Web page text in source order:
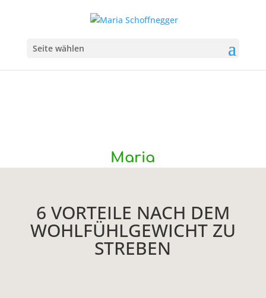
Seite wählen
Maria
6 VORTEILE NACH DEM
WOHLFÜHLGEWICHT ZU
STREBEN